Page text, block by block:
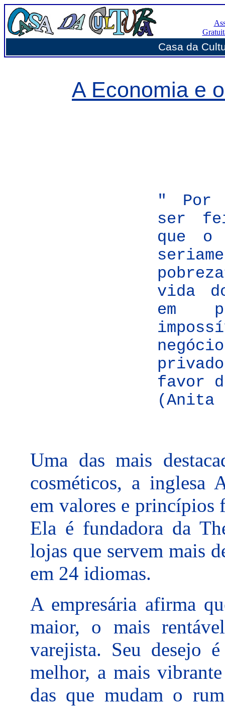
Casa da
A Economia e
" Por
ser
que o
vida
em
favor
(Anita
Uma das mais
cosméticos, a inglesa
em valores e princípios
Ela é fundadora da
lojas que servem mais
em 24 idiomas.
A empresária afirma
maior, o mais
varejista. Seu desejo
melhor, a mais
das que mudam o